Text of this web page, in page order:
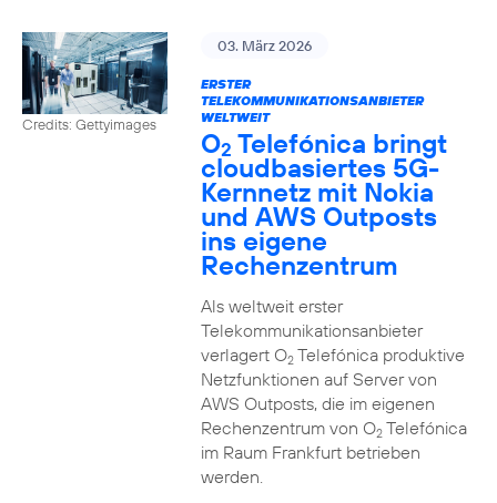
Credits: Gettyimages
03. März 2026
ERSTER
TELEKOMMUNIKATIONSANBIETER
WELTWEIT
O2 Telefónica bringt
cloudbasiertes 5G-
Kernnetz mit Nokia
und AWS Outposts
ins eigene
Rechenzentrum
Als weltweit erster
Telekommunikationsanbieter
verlagert O2Telefónica produktive
Netzfunktionen auf Server von
AWS Outposts, die im eigenen
Rechenzentrum von O2Telefónica
im Raum Frankfurt betrieben
werden.